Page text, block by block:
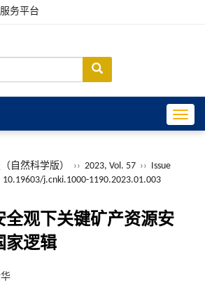
务平台
自然科学版） ›› 2023, Vol. 57 ›› Issue
10.19603/j.cnki.1000-1190.2023.01.003
全观下关键矿产资源安
家逻辑